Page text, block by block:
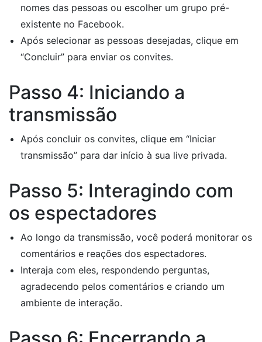
nomes das pessoas ou escolher um grupo pré-
existente no Facebook.
Após selecionar as pessoas desejadas, clique em
“Concluir” para enviar os convites.
Passo 4: Iniciando a
transmissão
Após concluir os convites, clique em “Iniciar
transmissão” para dar início à sua live privada.
Passo 5: Interagindo com
os espectadores
Ao longo da transmissão, você poderá monitorar os
comentários e reações dos espectadores.
Interaja com eles, respondendo perguntas,
agradecendo pelos comentários e criando um
ambiente de interação.